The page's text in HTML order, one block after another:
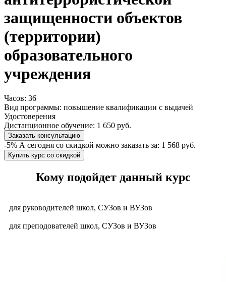
защищенности объектов
(территории)
образовательного
учреждения
Часов: 36
Вид программы: повышение квалификации с выдачей
Удостоверения
Дистанционное обучение: 1 650 руб.
Заказать консультацию
-5% А сегодня со скидкой можно заказать за: 1 568 руб.
Купить курс со скидкой
​Кому подойдет данный курс
для руководителей школ, СУЗов и ВУЗов
для преподователей школ, СУЗов и ВУЗов